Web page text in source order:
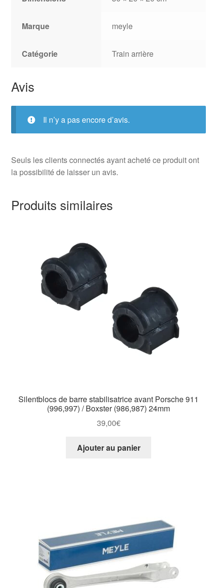
Marque meyle
Catégorie Train arrière
Avis
Il n’y a pas encore d’avis.
Seuls les clients connectés ayant acheté ce produit ont
la possibilité de laisser un avis.
Produits similaires
Silentblocs de barre stabilisatrice avant Porsche 911
(996,997) / Boxster (986,987) 24mm
39,00€
Ajouter au panier